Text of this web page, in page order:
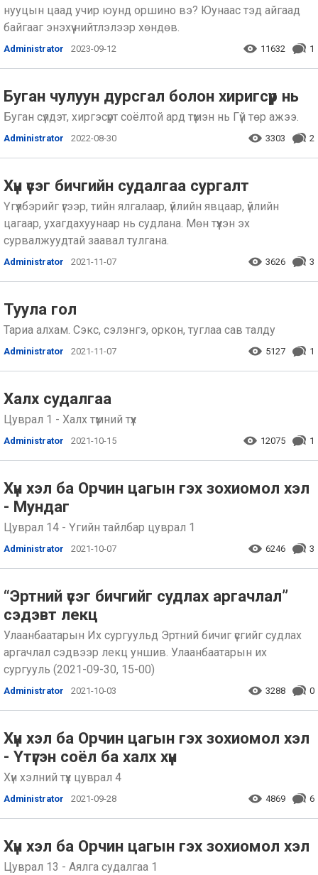
нууцын цаад учир юунд оршино вэ? Юунаас тэд айгаад
байгааг энэхүү нийтлэлээр хөндөв.
Administrator 2023-09-12 11632 1
Буган чулуун дурсгал болон хиригсүүр нь
Буган сүлдэт, хиргэсүрт соёлтой ард түмэн нь Гүй төр ажээ.
Administrator 2022-08-30 3303 2
Хүн үсэг бичгийн судалгаа сургалт
Үгүүлбэрийг үгээр, тийн ялгалаар, үйлийн явцаар, үйлийн
цагаар, ухагдахуунаар нь судлана. Мөн түүхэн эх
сурвалжуудтай заавал тулгана.
Administrator 2021-11-07 3626 3
Туула гол
Тариа алхам. Сэкс, сэлэнгэ, оркон, туглаа сав талду
Administrator 2021-11-07 5127 1
Халх судалгаа
Цуврал 1 - Халх түмний түүх
Administrator 2021-10-15 12075 1
Хүн хэл ба Орчин цагын гэх зохиомол хэл
- Мундаг
Цуврал 14 - Үгийн тайлбар цуврал 1
Administrator 2021-10-07 6246 3
“Эртний үсэг бичгийг судлах аргачлал”
сэдэвт лекц
Улаанбаатарын Их сургуульд Эртний бичиг үсгийг судлах
аргачлал сэдвээр лекц уншив. Улаанбаатарын их
сургууль (2021-09-30, 15-00)
Administrator 2021-10-03 3288 0
Хүн хэл ба Орчин цагын гэх зохиомол хэл
- Үтүгэн соёл ба халх хүн
Хүн хэлний түүх цуврал 4
Administrator 2021-09-28 4869 6
Хүн хэл ба Орчин цагын гэх зохиомол хэл
Цуврал 13 - Аялга судалгаа 1